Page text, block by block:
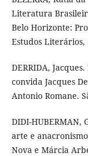
Literatura
Belo Horizonte:
Estudos Literários,
DERRIDA,
convida Jacques
Antonio Romane.
DIDI-HUBERMAN,
arte e
Nova e Márcia